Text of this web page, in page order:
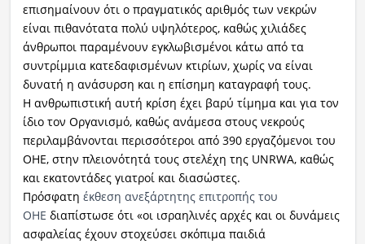
επισημαίνουν ότι ο πραγματικός αριθμός των νεκρών
είναι πιθανότατα πολύ υψηλότερος, καθώς χιλιάδες
άνθρωποι παραμένουν εγκλωβισμένοι κάτω από τα
συντρίμμια κατεδαφισμένων κτιρίων, χωρίς να είναι
δυνατή η ανάσυρση και η επίσημη καταγραφή τους.
Η ανθρωπιστική αυτή κρίση έχει βαρύ τίμημα και για τον
ίδιο τον Οργανισμό, καθώς ανάμεσα στους νεκρούς
περιλαμβάνονται περισσότεροι από 390 εργαζόμενοι του
ΟΗΕ, στην πλειονότητά τους στελέχη της UNRWA, καθώς
και εκατοντάδες γιατροί και διασώστες.
Πρόσφατη έκθεση ανεξάρτητης επιτροπής του
ΟΗΕ διαπίστωσε ότι «οι ισραηλινές αρχές και οι δυνάμεις
ασφαλείας έχουν στοχεύσει σκόπιμα παιδιά